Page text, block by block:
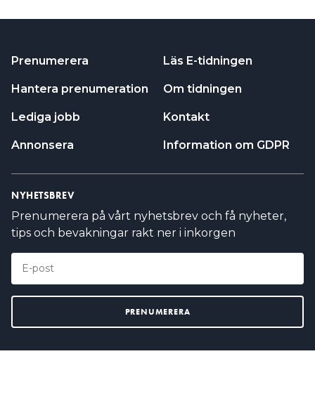
Prenumerera
Hantera prenumeration
Lediga jobb
Annonsera
Läs E-tidningen
Om tidningen
Kontakt
Information om GDPR
NYHETSBREV
Prenumerera på vårt nyhetsbrev och få nyheter,
tips och bevakningar rakt ner i inkorgen